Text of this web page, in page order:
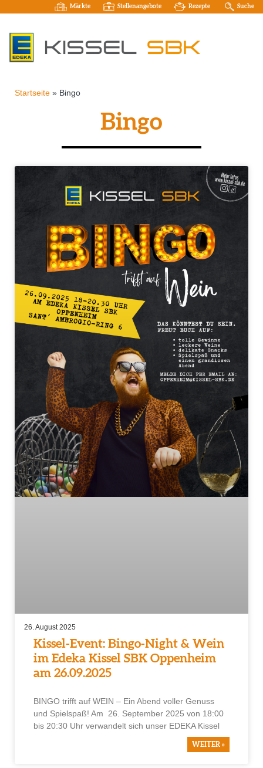
Märkte Stellenangebote Rezepte Suche
Startseite » Bingo
Bingo
Kissel-Event: Bingo-Night & Wein
im Edeka Kissel SBK Oppenheim
am 26.09.2025
BINGO trifft auf WEIN – Ein Abend voller Genuss
und Spielspaß! Am 26. September 2025 von 18:00
bis 20:30 Uhr verwandelt sich unser EDEKA Kissel
WEITER »
26. August 2025